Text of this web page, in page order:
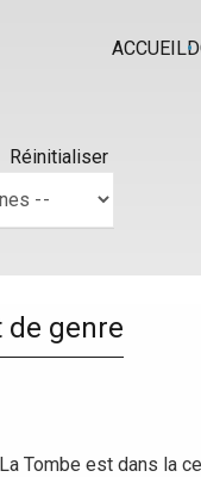
ACCUEIL
Réinitialiser
de genre
Tombe est dans la